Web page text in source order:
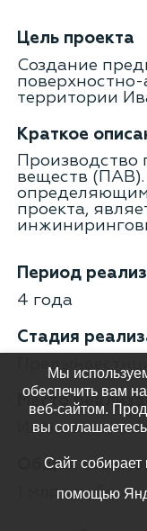
Цель проекта
Создание
территории
Краткое
веществ
определяющим
проекта,
Период
4 года
Стадия
Место
Ивановская
Общая
1 млрд руб.
Мы
обеспечить вам
веб-сайтом.
вы
Сайт
помощью